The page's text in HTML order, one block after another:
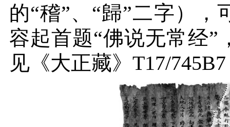
的“稽”、“歸”二字）
容起首题“佛说无常经”
见《大正藏》 T17/745B7